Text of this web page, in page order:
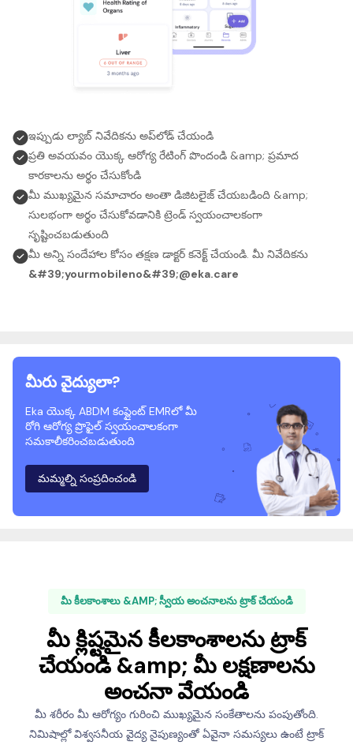
ఇప్పుడు ల్యాబ్ నివేదికను అప్‌లోడ్ చేయండి
ప్రతి అవయవం యొక్క ఆరోగ్య రేటింగ్ పొందండి &amp; ప్రమాద
కారకాలను అర్థం చేసుకోండి
మీ ముఖ్యమైన సమాచారం అంతా డిజిటలైజ్ చేయబడింది &amp;
సులభంగా అర్థం చేసుకోవడానికి ట్రెండ్ స్వయంచాలకంగా
సృష్టించబడుతుంది
మీ అన్ని సందేహాల కోసం తక్షణ డాక్టర్ కనెక్ట్ చేయండి. మీ నివేదికను
&#39;yourmobileno&#39;@eka.care
మీరు వైద్యులా?
Eka యొక్క ABDM కంప్లైంట్ EMRలో మీ
రోగి ఆరోగ్య ప్రొఫైల్ స్వయంచాలకంగా
సమకాలీకరించబడుతుంది
మమ్మల్ని సంప్రదించండి
మీ కీలకాంశాలు &AMP; స్వీయ అంచనాలను ట్రాక్ చేయండి
మీ క్లిష్టమైన కీలకాంశాలను ట్రాక్
చేయండి &amp; మీ లక్షణాలను
అంచనా వేయండి
మీ శరీరం మీ ఆరోగ్యం గురించి ముఖ్యమైన సంకేతాలను పంపుతోంది.
నిమిషాల్లో విశ్వసనీయ వైద్య నైపుణ్యంతో ఏవైనా సమస్యలు ఉంటే ట్రాక్